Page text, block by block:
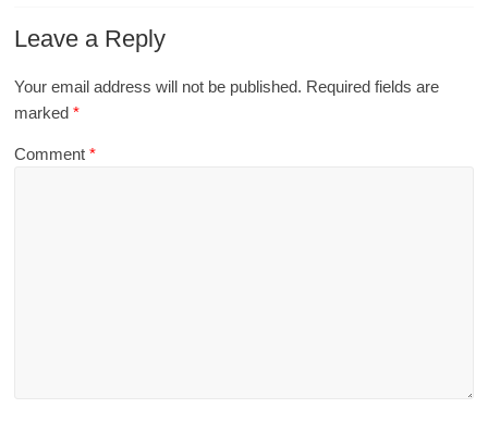
Leave a Reply
Your email address will not be published. Required fields are
marked*
Comment*